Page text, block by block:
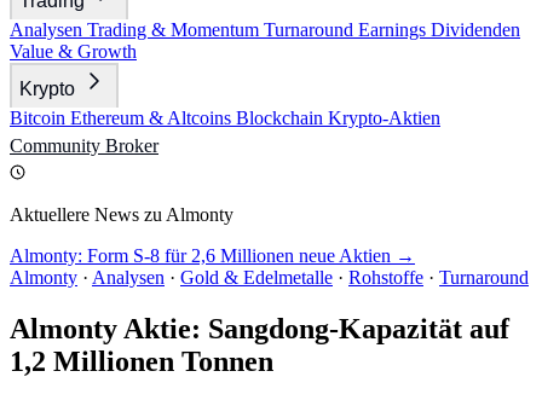
Analysen Trading & Momentum Turnaround Earnings Dividenden
Value & Growth
Krypto
Bitcoin Ethereum & Altcoins Blockchain Krypto-Aktien
Community Broker
Aktuellere News zu Almonty
Almonty: Form S-8 für 2,6 Millionen neue Aktien →
Almonty · Analysen · Gold & Edelmetalle · Rohstoffe · Turnaround
Almonty Aktie: Sangdong-Kapazität auf
1,2 Millionen Tonnen